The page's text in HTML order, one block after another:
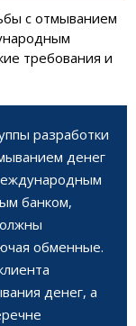
с отмыванием
требования и
разработки
денег
банком,
обменные.
денег, а